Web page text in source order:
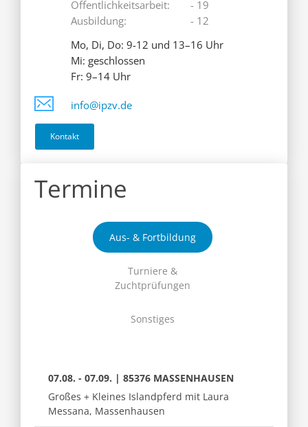
Öffentlichkeitsarbeit:
Ausbildung:
- 19
- 12
Mo, Di, Do: 9-12 und 13–16 Uhr
Mi: geschlossen
Fr: 9–14 Uhr
info@ipzv.de
Kontakt
Termine
Aus- & Fortbildung
Turniere &
Zuchtprüfungen
Sonstiges
07.08. - 07.09. | 85376 MASSENHAUSEN
Großes + Kleines Islandpferd mit Laura
Messana, Massenhausen